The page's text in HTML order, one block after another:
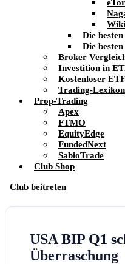
Die
Die
Broker
Investition in
Kostenloser
Trading-Lexikon
Prop-Trading
Apex
FTMO
EquityEdge
FundedNext
SabioTrade
Club Shop
Club beitreten
USA BIP Q1
Überraschung